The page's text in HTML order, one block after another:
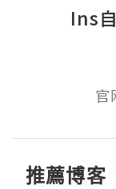
Ins
推薦博客